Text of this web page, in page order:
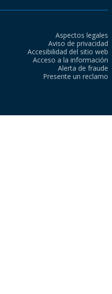
Aspectos legales
Aviso de privacidad
Accesibilidad del sitio web
Acceso a la información
Alerta de fraude
Presente un reclamo